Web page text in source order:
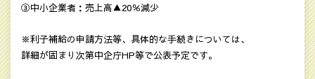
③中小企業者：売上高▲20％減少
※利子補給の申請方法等、具体的な手続きについては、
詳細が固まり次第中企庁HP等で公表予定です。